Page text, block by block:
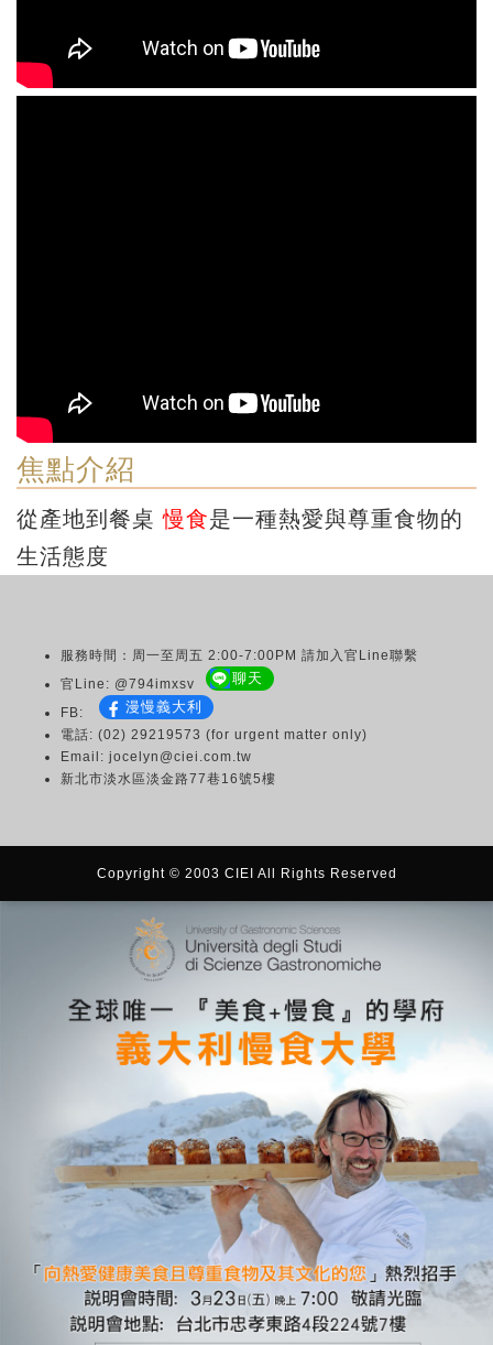
焦點介紹
從產地到餐桌慢食是一種熱愛與尊重食物的
生活態度
服務時間：周一至周五 2:00-7:00PM 請加入官Line聯繫
官Line: @794imxsv
聊天
FB: 漫慢義大利
電話: (02) 29219573 (for urgent matter only)
Email: jocelyn@ciei.com.tw
新北市淡水區淡金路77巷16號5樓
Copyright © 2003 CIEI All Rights Reserved